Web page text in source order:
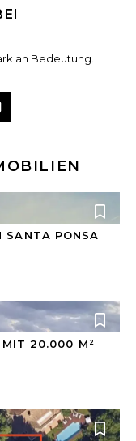
an Bedeutung.
SANTA PONSA
MIT 20.000 M²